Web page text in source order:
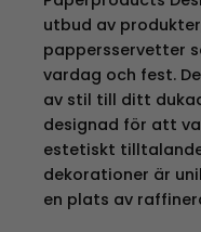
utbud av
pappersservetter
vardag och fest.
av stil till ditt
designad för att
estetiskt
dekorationer är
en plats av